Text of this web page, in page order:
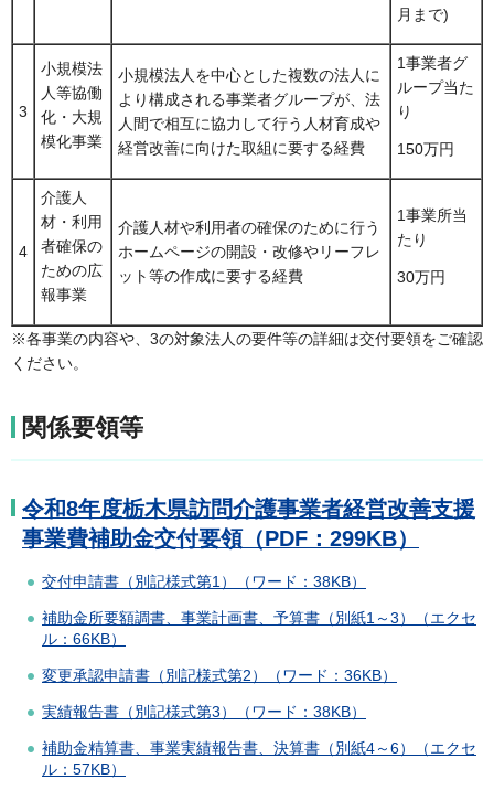
月まで)
3
小規模法
人等協働
化・大規
模化事業
小規模法人を中心とした複数の法人に
より構成される事業者グループが、法
人間で相互に協力して行う人材育成や
経営改善に向けた取組に要する経費
1事業者グ
ループ当た
り
150万円
4
介護人
材・利用
者確保の
ための広
報事業
介護人材や利用者の確保のために行う
ホームページの開設・改修やリーフレ
ット等の作成に要する経費
1事業所当
たり
30万円
※各事業の内容や、3の対象法人の要件等の詳細は交付要領をご確認
ください。
関係要領等
令和8年度栃木県訪問介護事業者経営改善支援
事業費補助金交付要領（PDF：299KB）
交付申請書（別記様式第1）（ワード：38KB）
補助金所要額調書、事業計画書、予算書（別紙1～3）（エクセ
ル：66KB）
変更承認申請書（別記様式第2）（ワード：36KB）
実績報告書（別記様式第3）（ワード：38KB）
補助金精算書、事業実績報告書、決算書（別紙4～6）（エクセ
ル：57KB）